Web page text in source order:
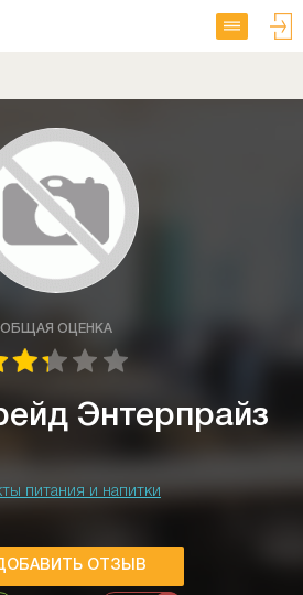
ОБЩАЯ ОЦЕНКА
Энтерпрайз
питания и напитки
ОТЗЫВ